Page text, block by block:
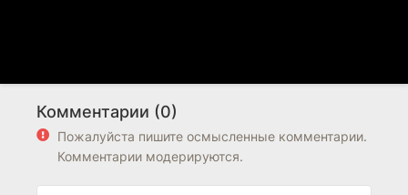
Комментарии (0)
Пожалуйста пишите осмысленные комментарии.
Комментарии модерируются.